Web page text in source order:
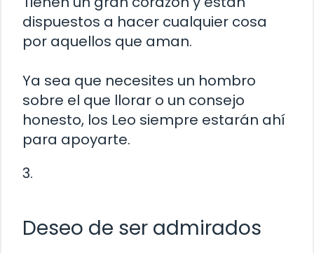
dispuestos a hacer cualquier cosa
por aquellos que aman.
Ya sea que necesites un hombro
sobre el que llorar o un consejo
honesto, los Leo siempre estarán ahí
para apoyarte.
3.
Deseo de ser admirados